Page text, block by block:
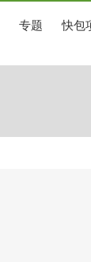
专题 快包